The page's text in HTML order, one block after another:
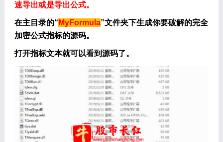
速导出或是导出公式。
在主目录的“ MyFormula”文件夹下生成你要破解的完全
加密公式指标的源码。
打开指标文本就可以看到源码了。